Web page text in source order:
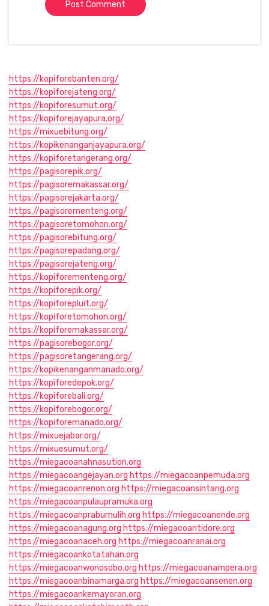
https://kopiforebanten.org/
https://kopiforejateng.org/
https://kopiforesumut.org/
https://kopiforejayapura.org/
https://mixuebitung.org/
https://kopikenanganjayapura.org/
https://kopiforetangerang.org/
https://pagisorepik.org/
https://pagisoremakassar.org/
https://pagisorejakarta.org/
https://pagisorementeng.org/
https://pagisoretomohon.org/
https://pagisorebitung.org/
https://pagisorepadang.org/
https://pagisorejateng.org/
https://kopiforementeng.org/
https://kopiforepik.org/
https://kopiforepluit.org/
https://kopiforetomohon.org/
https://kopiforemakassar.org/
https://pagisorebogor.org/
https://pagisoretangerang.org/
https://kopikenanganmanado.org/
https://kopiforedepok.org/
https://kopiforebali.org/
https://kopiforebogor.org/
https://kopiforemanado.org/
https://mixuejabar.org/
https://mixuesumut.org/
https://miegacoanahnasution.org
https://miegacoangejayan.org https://miegacoanpemuda.org
https://miegacoanrenon.org https://miegacoansintang.org
https://miegacoanpulaupramuka.org
https://miegacoanprabumulih.org https://miegacoanende.org
https://miegacoanagung.org https://miegacoantidore.org
https://miegacoanaceh.org https://miegacoanranai.org
https://miegacoankotatahan.org
https://miegacoanwonosobo.org https://miegacoanampera.org
https://miegacoanbinamarga.org https://miegacoansenen.org
https://miegacoankemayoran.org